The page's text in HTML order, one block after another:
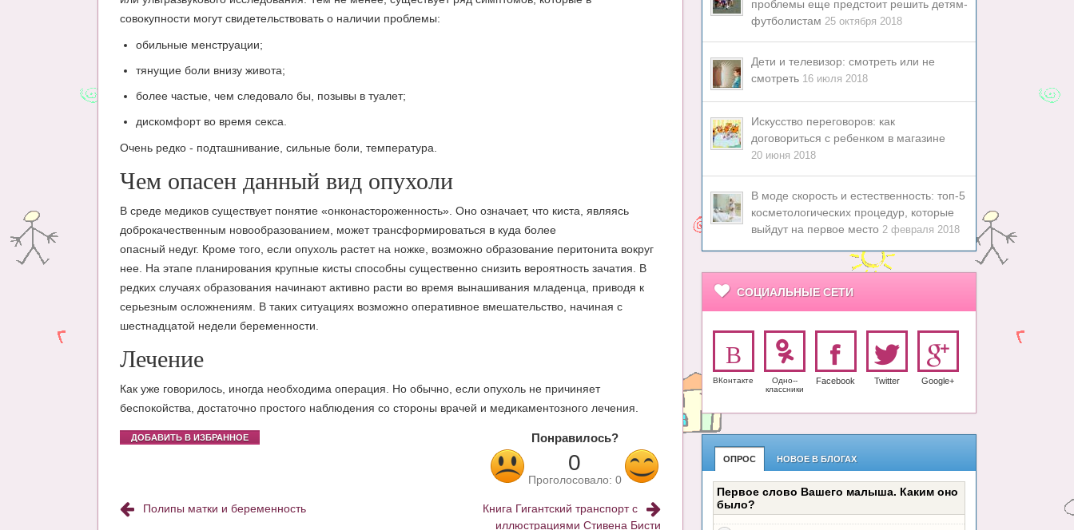
совокупности могут свидетельствовать о наличии проблемы:
обильные менструации;
тянущие боли внизу живота;
более частые, чем следовало бы, позывы в туалет;
дискомфорт во время секса.
Очень редко - подташнивание, сильные боли, температура.
Чем опасен данный вид опухоли
В среде медиков существует понятие «онконастороженность». Оно означает, что киста, являясь
доброкачественным новообразованием, может трансформироваться в куда более
опасный недуг. Кроме того, если опухоль растет на ножке, возможно образование перитонита вокруг
нее. На этапе планирования крупные кисты способны существенно снизить вероятность зачатия. В
редких случаях образования начинают активно расти во время вынашивания младенца, приводя к
серьезным осложнениям. В таких ситуациях возможно оперативное вмешательство, начиная с
шестнадцатой недели беременности.
Лечение
Как уже говорилось, иногда необходима операция. Но обычно, если опухоль не причиняет
беспокойства, достаточно простого наблюдения со стороны врачей и медикаментозного лечения.
Понравилось?
0
Проголосовало: 0
ДОБАВИТЬ В ИЗБРАННОЕ
Полипы матки и беременность
Книга Гигантский транспорт с
иллюстрациями Стивена Бисти
проблемы еще предстоит решить детям-
футболистам 25 октября 2018
Дети и телевизор: смотреть или не
смотреть 16 июля 2018
Искусство переговоров: как
договориться с ребенком в магазине
20 июня 2018
В моде скорость и естественность: топ-5
косметологических процедур, которые
выйдут на первое место 2 февраля 2018
СОЦИАЛЬНЫЕ СЕТИ
ВКонтакте
Одно-­
класс­ники
Facebook Twitter Google+
ОПРОС НОВОЕ В БЛОГАХ